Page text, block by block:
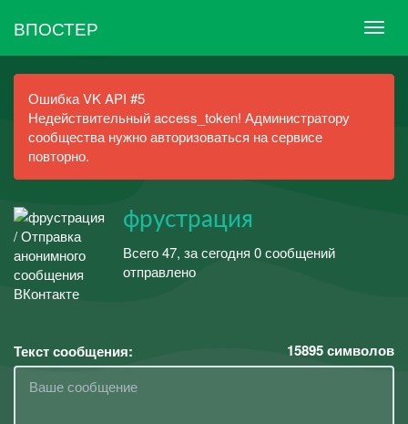
ВПОСТЕР
Ошибка VK API #5
Недействительный access_token! Администратору
сообщества нужно авторизоваться на сервисе
повторно.
фрустрация
Всего 47, за сегодня 0 сообщений
отправлено
Текст сообщения: 15895символов